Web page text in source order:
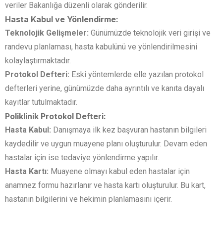
veriler Bakanlığa düzenli olarak gönderilir.
Hasta Kabul ve Yönlendirme:
Teknolojik Gelişmeler: Günümüzde teknolojik veri girişi ve
randevu planlaması, hasta kabulünü ve yönlendirilmesini
kolaylaştırmaktadır.
Protokol Defteri: Eski yöntemlerde elle yazılan protokol
defterleri yerine, günümüzde daha ayrıntılı ve kanıta dayalı
kayıtlar tutulmaktadır.
Poliklinik Protokol Defteri:
Hasta Kabul: Danışmaya ilk kez başvuran hastanın bilgileri
kaydedilir ve uygun muayene planı oluşturulur. Devam eden
hastalar için ise tedaviye yönlendirme yapılır.
Hasta Kartı: Muayene olmayı kabul eden hastalar için
anamnez formu hazırlanır ve hasta kartı oluşturulur. Bu kart,
hastanın bilgilerini ve hekimin planlamasını içerir.